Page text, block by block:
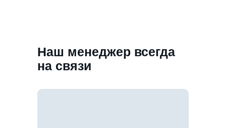
Наш менеджер всегда
на связи